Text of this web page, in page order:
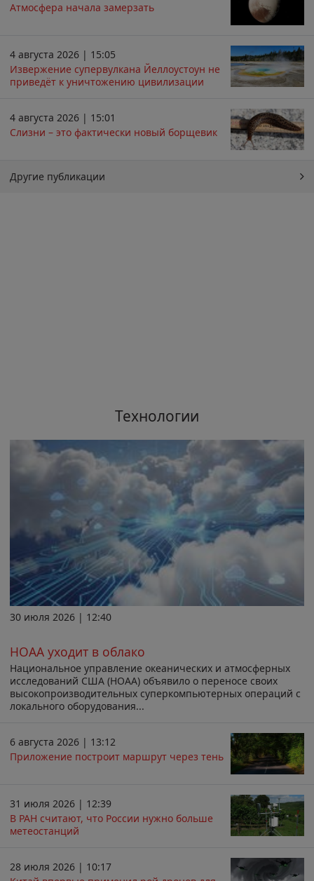
Атмосфера начала замерзать
4 августа 2026 | 15:05
Извержение супервулкана Йеллоустоун не
приведёт к уничтожению цивилизации
4 августа 2026 | 15:01
Слизни – это фактически новый борщевик
Другие публикации
Технологии
30 июля 2026 | 12:40
НОАА уходит в облако
Национальное управление океанических и атмосферных
исследований США (НОАА) объявило о переносе своих
высокопроизводительных суперкомпьютерных операций с
локального оборудования...
6 августа 2026 | 13:12
Приложение построит маршрут через тень
31 июля 2026 | 12:39
В РАН считают, что России нужно больше
метеостанций
28 июля 2026 | 10:17